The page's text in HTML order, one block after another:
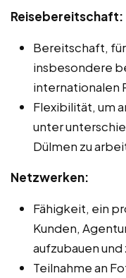
Reisebereitschaft:
Bereitschaft,
insbesondere
internationalen
Flexibilität, um
unter
Dülmen zu
Netzwerken:
Fähigkeit, ein
Kunden,
aufzubauen
Teilnahme an